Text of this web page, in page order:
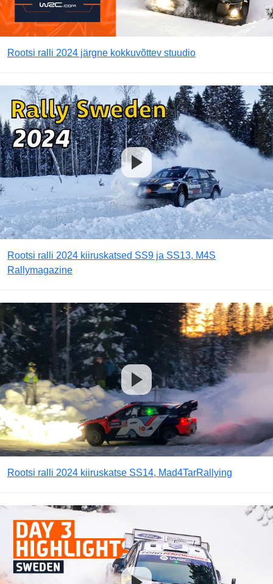
Rootsi ralli 2024 järgne kokkuvõttev stuudio
Rootsi ralli 2024 kiiruskatsed SS9 ja SS13, M4S
Rallymagazine
Rootsi ralli 2024 kiiruskatse SS14, Mad4TarRallying